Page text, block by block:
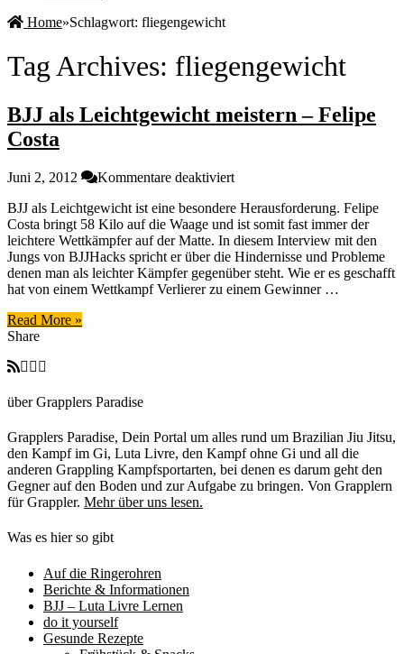
Home»Schlagwort: fliegengewicht
Tag Archives: fliegengewicht
BJJ als Leichtgewicht meistern – Felipe
Costa
Juni 2, 2012 Kommentare deaktiviertfür
als
Leichtgewicht
meistern
–
Felipe
Costa
BJJ als Leichtgewicht ist eine besondere Herausforderung. Felipe
Costa bringt 58 Kilo auf die Waage und ist somit fast immer der
leichtere Wettkämpfer auf der Matte. In diesem Interview mit den
Jungs von BJJHacks spricht er über die Hindernisse und Probleme
denen man als leichter Kämpfer gegenüber steht. Wie er es geschafft
hat von einem Wettkampf Verlierer zu einem Gewinner …
Read More »
Share
über Grapplers Paradise
Grapplers Paradise, Dein Portal um alles rund um Brazilian Jiu Jitsu,
den Kampf im Gi, Luta Livre, den Kampf ohne Gi und all die
anderen Grappling Kampfsportarten, bei denen es darum geht den
Gegner auf den Boden und zur Aufgabe zu bringen. Von Grapplern
für Grappler. Mehr über uns lesen.
Was es hier so gibt
Auf die Ringerohren
Berichte & Informationen
BJJ – Luta Livre Lernen
do it yourself
Gesunde Rezepte